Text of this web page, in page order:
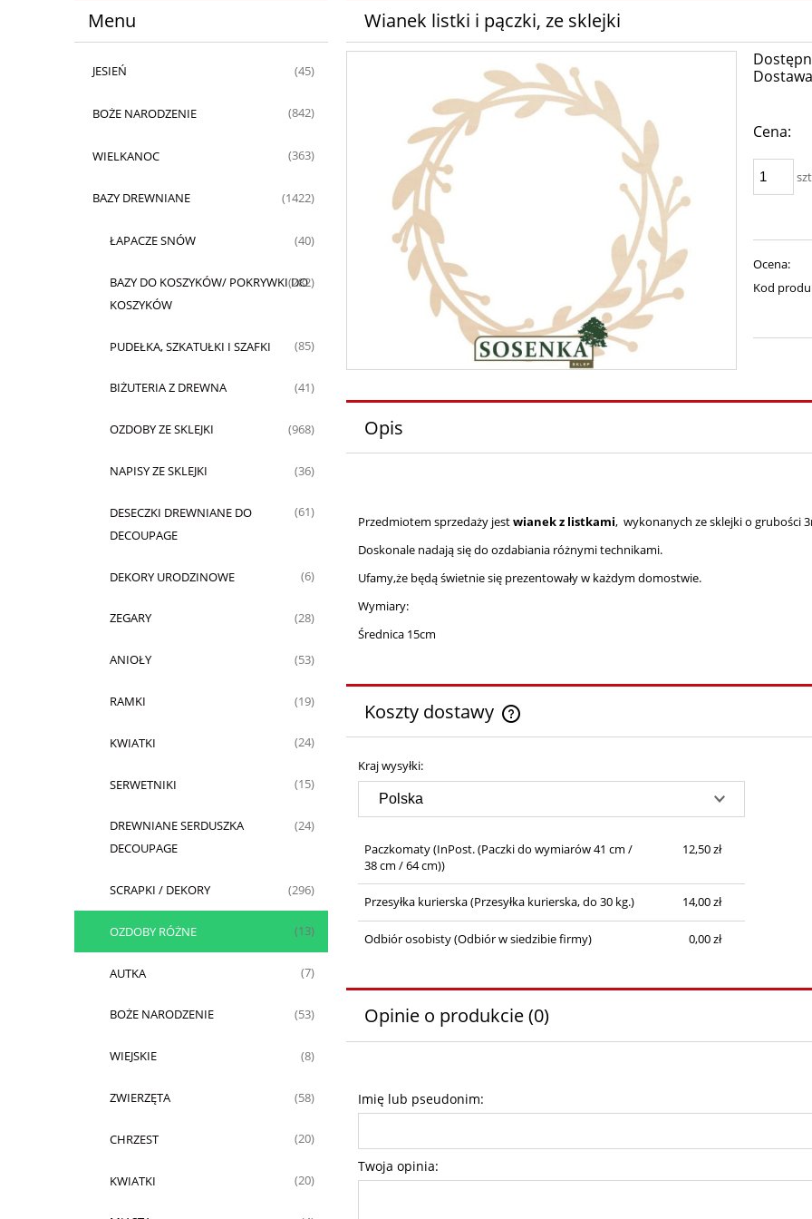
Menu
JESIEŃ (45)
BOŻE NARODZENIE (842)
WIELKANOC (363)
BAZY DREWNIANE (1422)
ŁAPACZE SNÓW (40)
BAZY DO KOSZYKÓW/ POKRYWKI DO
KOSZYKÓW
(282)
PUDEŁKA, SZKATUŁKI I SZAFKI (85)
BIŻUTERIA Z DREWNA (41)
OZDOBY ZE SKLEJKI (968)
NAPISY ZE SKLEJKI (36)
DESECZKI DREWNIANE DO
DECOUPAGE
(61)
DEKORY URODZINOWE (6)
ZEGARY (28)
ANIOŁY (53)
RAMKI (19)
KWIATKI (24)
SERWETNIKI (15)
DREWNIANE SERDUSZKA
DECOUPAGE
(24)
SCRAPKI / DEKORY (296)
OZDOBY RÓŻNE (13)
AUTKA (7)
BOŻE NARODZENIE (53)
WIEJSKIE (8)
ZWIERZĘTA (58)
CHRZEST (20)
KWIATKI (20)
Wianek listki i pączki, ze sklejki
Cena:
Ocena:
Kod
Opis
Przedmiotem sprzedaży jestwianek z listkami, wykonanych ze sklejki o grubości
Doskonale nadają się do ozdabiania różnymi technikami.
Ufamy,że będą świetnie się prezentowały w każdym domostwie.
Wymiary:
Średnica 15cm
Koszty dostawy
Kraj wysyłki:
Paczkomaty(InPost. (Paczki do wymiarów 41 cm /
38 cm / 64 cm))
12,50 zł
Przesyłka kurierska(Przesyłka kurierska, do 30 kg.) 14,00 zł
Odbiór osobisty(Odbiór w siedzibie firmy) 0,00 zł
Opinie o produkcie (0)
Imię lub pseudonim:
Twoja opinia: